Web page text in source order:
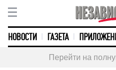
НОВОСТИ ГАЗЕТА
Перейти на